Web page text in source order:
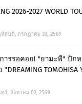
2026-2027 WORLD
สบดี, กรกฎาคม 30, 2569
ารรอคอย! "ยามะพี" ปัก
TOMOHISA
ร์, สิงหาคม 03, 2569